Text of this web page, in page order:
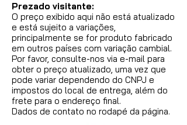
Prezado visitante:
O preço exibido aqui não está atualizado
e está sujeito a variações,
principalmente se for produto fabricado
em outros países com variação cambial.
Por favor, consulte-nos via e-mail para
obter o preço atualizado, uma vez que
pode variar dependendo do CNPJ e
impostos do local de entrega, além do
frete para o endereço final.
Dados de contato no rodapé da página.